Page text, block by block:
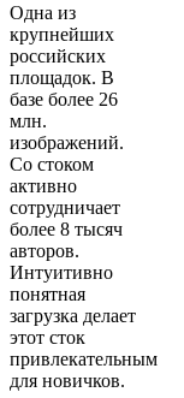
Одна из
крупнейших
российских
площадок. В
базе более 26
млн.
изображений.
Со стоком
активно
сотрудничает
более 8 тысяч
авторов.
Интуитивно
понятная
загрузка делает
этот сток
привлекательным
для новичков.